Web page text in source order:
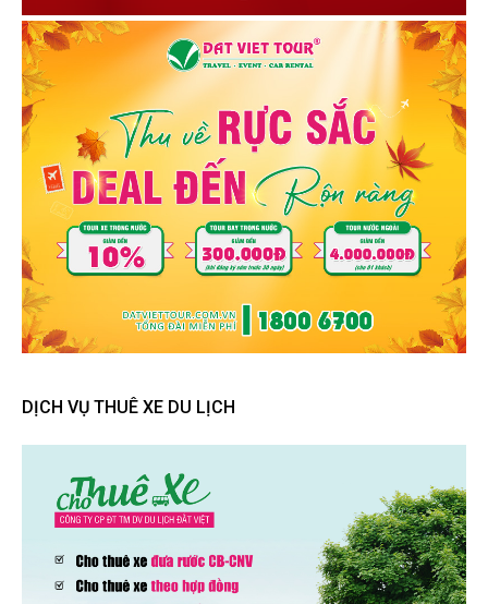
DỊCH VỤ THUÊ XE DU LỊCH